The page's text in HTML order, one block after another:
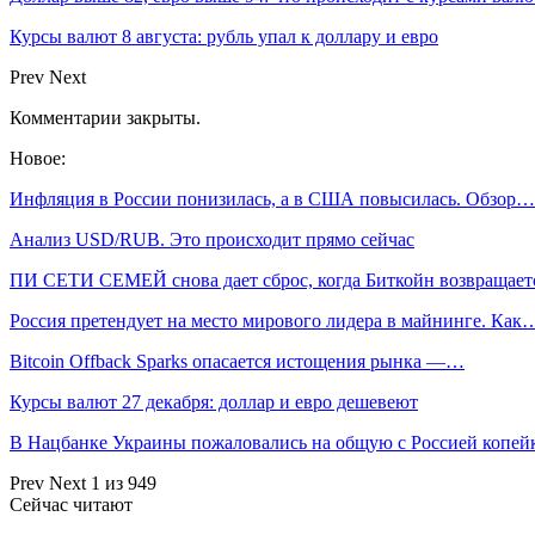
Курсы валют 8 августа: рубль упал к доллару и евро
Prev Next
Комментарии закрыты.
Новое:
Инфляция в России понизилась, а в США повысилась. Обзор…
Анализ USD/RUB. Это происходит прямо сейчас
ПИ СЕТИ СЕМЕЙ снова дает сброс, когда Биткойн
Россия претендует на место мирового лидера в майнинге.
Bitcoin Offback Sparks опасается истощения рынка —…
Курсы валют 27 декабря: доллар и евро дешевеют
В Нацбанке Украины пожаловались на общую с Россией
Prev Next 1 из 949
Сейчас читают